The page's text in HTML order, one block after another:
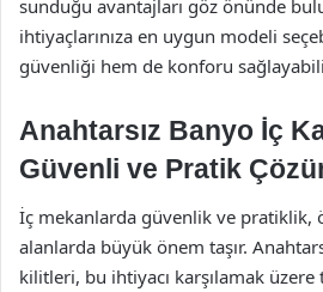
sunduğu avantajları göz önünde
ihtiyaçlarınıza en uygun modeli
güvenliği hem de konforu
Anahtarsız Banyo İç
Güvenli ve Pratik
İç mekanlarda güvenlik ve pratiklik,
alanlarda büyük önem taşır.
kilitleri, bu ihtiyacı karşılamak üzere